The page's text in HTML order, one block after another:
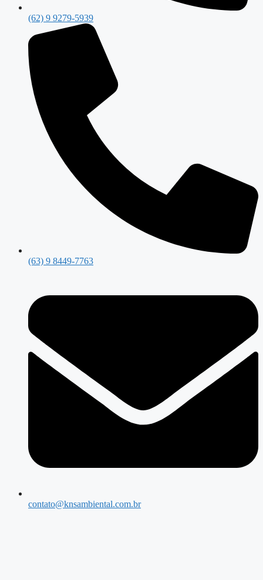
(62) 9 9279-5939
(63) 9 8449-7763
contato@knsambiental.com.br